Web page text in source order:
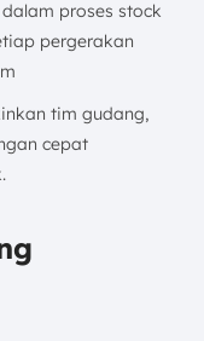
proses stock
pergerakan
tim gudang,
cepat